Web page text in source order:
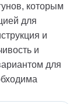
которым
для
и
и
для